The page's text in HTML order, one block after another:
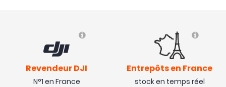
Revendeur DJI
N°1 en France
Entrepôts en France
stock en temps réel